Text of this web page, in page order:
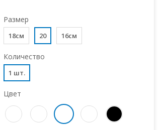
Размер
18см 20 16см
Количество
1 шт.
Цвет